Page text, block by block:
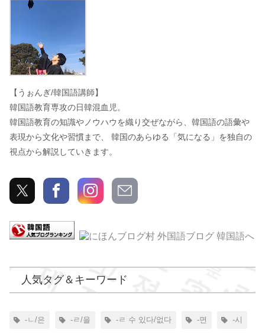
うぉんぎ
【うぉんぎ/韓国語講師】
韓国語教育専攻の日韓混血児。
韓国語教育の知識やノウハウを織り交ぜながら、韓国語の語彙や
表現から文化や習慣まで、 韓国のあらゆる「気になる」を独自の
視点から解説していきます。
人気タグ＆キーワード
-ㄴ/은 -ㄹ/을 -ㄹ 수 있다/없다 -면 -시